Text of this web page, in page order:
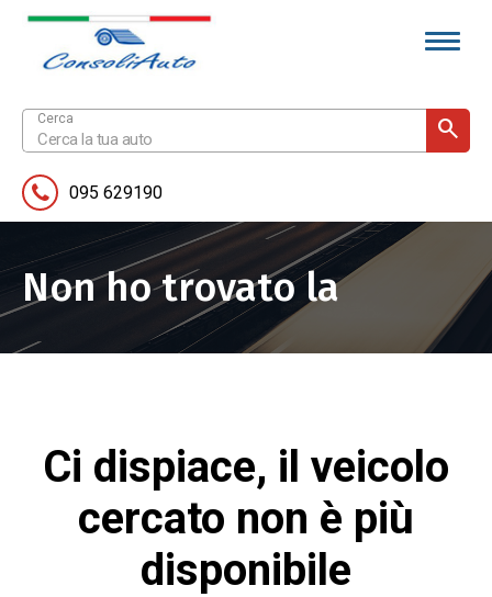
095 629190
Non ho trovato la
Ci dispiace, il veicolo
cercato non è più
disponibile